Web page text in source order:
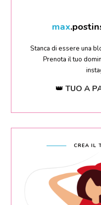
sara
Stanca di essere una
Prenota il tuo
👑TUO A
CREA IL